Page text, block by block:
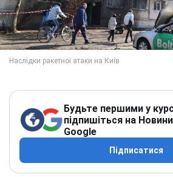
Будьте першими у
підпишіться на
Google
Підписатися